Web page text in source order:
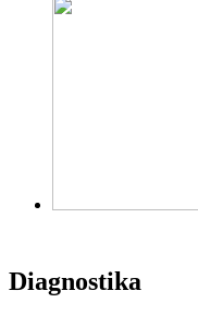
Diagnostika